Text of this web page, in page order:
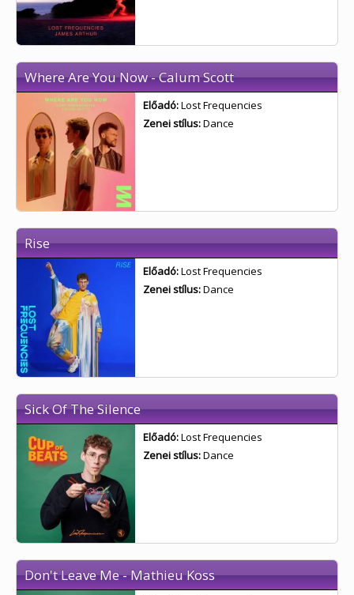
Where Are You Now - Calum Scott
Előadó:Lost Frequencies
Zenei stílus:Dance
Rise
Előadó:Lost Frequencies
Zenei stílus:Dance
Sick Of The Silence
Előadó:Lost Frequencies
Zenei stílus:Dance
Don't Leave Me - Mathieu Koss